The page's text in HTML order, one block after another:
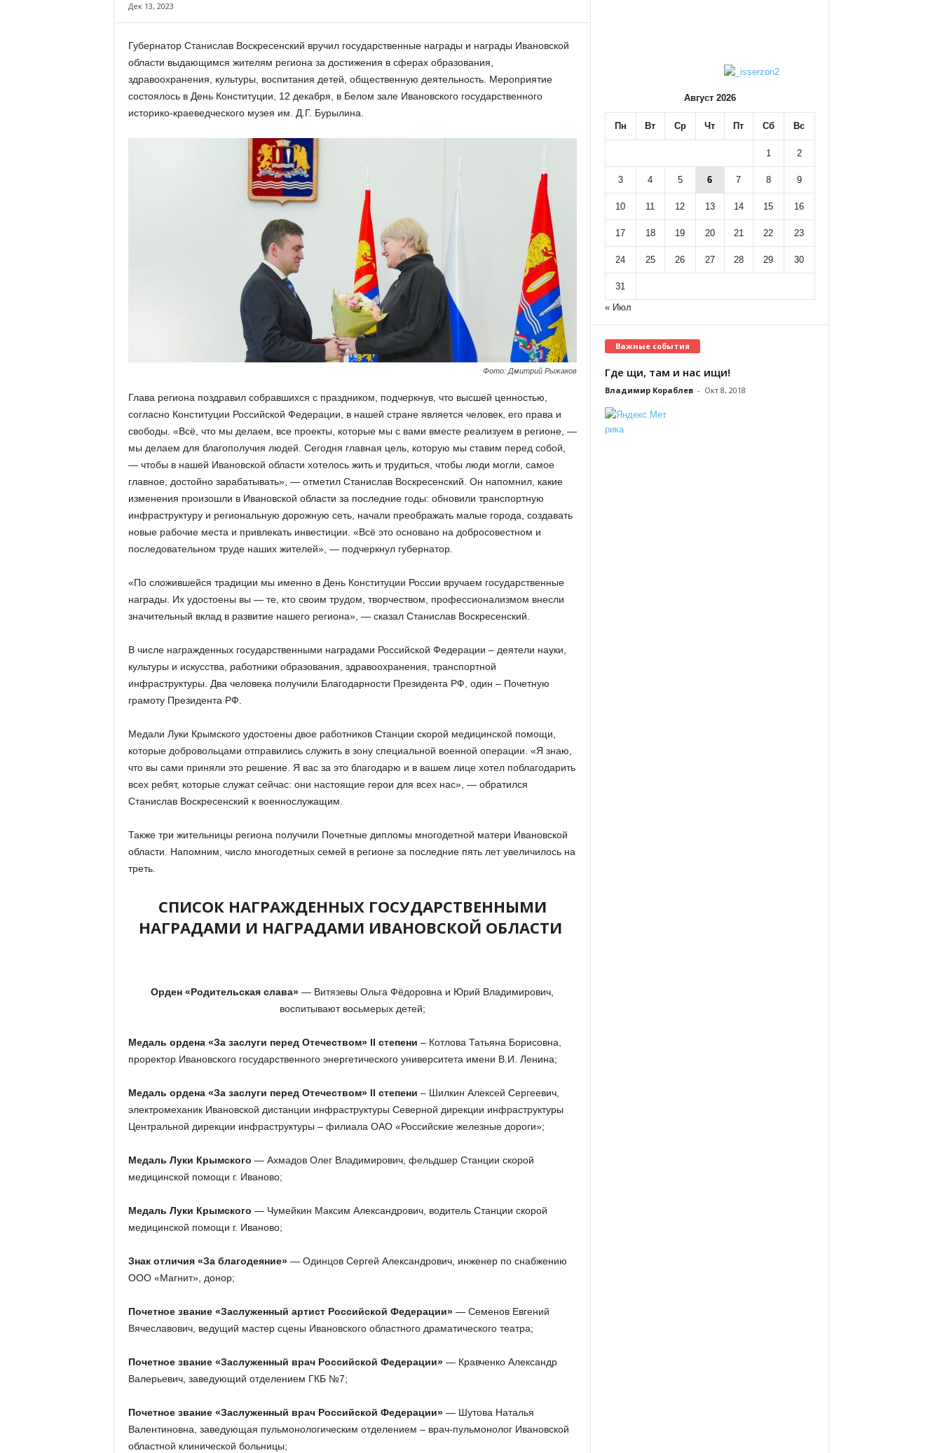
м
Дек 13, 2023
Губернатор Станислав Воскресенский вручил государственные награды и награды Ивановской
области выдающимся жителям региона за достижения в сферах образования,
здравоохранения, культуры, воспитания детей, общественную деятельность. Мероприятие
состоялось в День Конституции, 12 декабря, в Белом зале Ивановского государственного
историко-краеведческого музея им. Д.Г. Бурылина.
Фото: Дмитрий Рыжаков
Глава региона поздравил собравшихся с праздником, подчеркнув, что высшей ценностью,
согласно Конституции Российской Федерации, в нашей стране является человек, его права и
свободы. «Всё, что мы делаем, все проекты, которые мы с вами вместе реализуем в регионе, —
мы делаем для благополучия людей. Сегодня главная цель, которую мы ставим перед собой,
— чтобы в нашей Ивановской области хотелось жить и трудиться, чтобы люди могли, самое
главное, достойно зарабатывать», — отметил Станислав Воскресенский. Он напомнил, какие
изменения произошли в Ивановской области за последние годы: обновили транспортную
инфраструктуру и региональную дорожную сеть, начали преображать малые города, создавать
новые рабочие места и привлекать инвестиции. «Всё это основано на добросовестном и
последовательном труде наших жителей», — подчеркнул губернатор.
«По сложившейся традиции мы именно в День Конституции России вручаем государственные
награды. Их удостоены вы — те, кто своим трудом, творчеством, профессионализмом внесли
значительный вклад в развитие нашего региона», — сказал Станислав Воскресенский.
В числе награжденных государственными наградами Российской Федерации – деятели науки,
культуры и искусства, работники образования, здравоохранения, транспортной
инфраструктуры. Два человека получили Благодарности Президента РФ, один – Почетную
грамоту Президента РФ.
Медали Луки Крымского удостоены двое работников Станции скорой медицинской помощи,
которые добровольцами отправились служить в зону специальной военной операции. «Я знаю,
что вы сами приняли это решение. Я вас за это благодарю и в вашем лице хотел поблагодарить
всех ребят, которые служат сейчас: они настоящие герои для всех нас», — обратился
Станислав Воскресенский к военнослужащим.
Также три жительницы региона получили Почетные дипломы многодетной матери Ивановской
области. Напомним, число многодетных семей в регионе за последние пять лет увеличилось на
треть.
СПИСОК НАГРАЖДЕННЫХ ГОСУДАРСТВЕННЫМИ
НАГРАДАМИ И НАГРАДАМИ ИВАНОВСКОЙ ОБЛАСТИ
Орден «Родительская слава» — Витязевы Ольга Фёдоровна и Юрий Владимирович,
воспитывают восьмерых детей;
Медаль ордена «За заслуги перед Отечеством» II степени – Котлова Татьяна Борисовна,
проректор Ивановского государственного энергетического университета имени В.И. Ленина;
Медаль ордена «За заслуги перед Отечеством» II степени – Шилкин Алексей Сергеевич,
электромеханик Ивановской дистанции инфраструктуры Северной дирекции инфраструктуры
Центральной дирекции инфраструктуры – филиала ОАО «Российские железные дороги»;
Медаль Луки Крымского — Ахмадов Олег Владимирович, фельдшер Станции скорой
медицинской помощи г. Иваново;
Медаль Луки Крымского — Чумейкин Максим Александрович, водитель Станции скорой
медицинской помощи г. Иваново;
Знак отличия «За благодеяние»— Одинцов Сергей Александрович, инженер по снабжению
ООО «Магнит», донор;
Почетное звание «Заслуженный артист Российской Федерации»— Семенов Евгений
Вячеславович, ведущий мастер сцены Ивановского областного драматического театра;
Почетное звание «Заслуженный врач Российской Федерации»— Кравченко Александр
Валерьевич, заведующий отделением ГКБ №7;
Почетное звание «Заслуженный врач Российской Федерации»— Шутова Наталья
Валентиновна, заведующая пульмонологическим отделением – врач-пульмонолог Ивановской
областной клинической больницы;
Август 2026
Пн Вт Ср Чт Пт Сб Вс
1 2
3 4 5 6 7 8 9
10 11 12 13 14 15 16
17 18 19 20 21 22 23
24 25 26 27 28 29 30
31
« Июл
Важные события
Где щи, там и нас ищи!
Владимир Кораблев - Окт 8, 2018